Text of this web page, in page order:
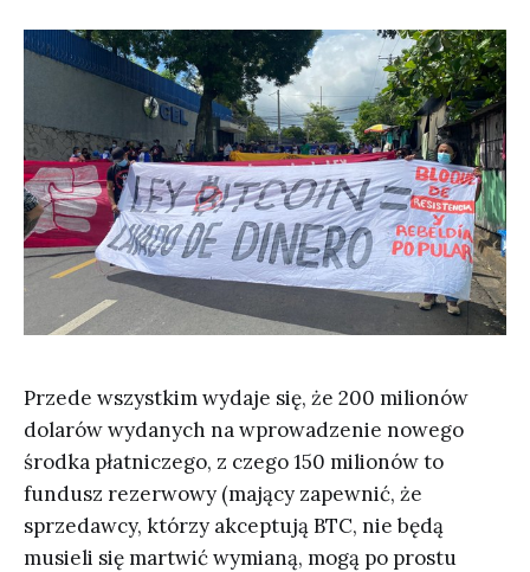
Przede wszystkim wydaje się, że 200 milionów
dolarów wydanych na wprowadzenie nowego
środka płatniczego, z czego 150 milionów to
fundusz rezerwowy (mający zapewnić, że
sprzedawcy, którzy akceptują BTC, nie będą
musieli się martwić wymianą, mogą po prostu